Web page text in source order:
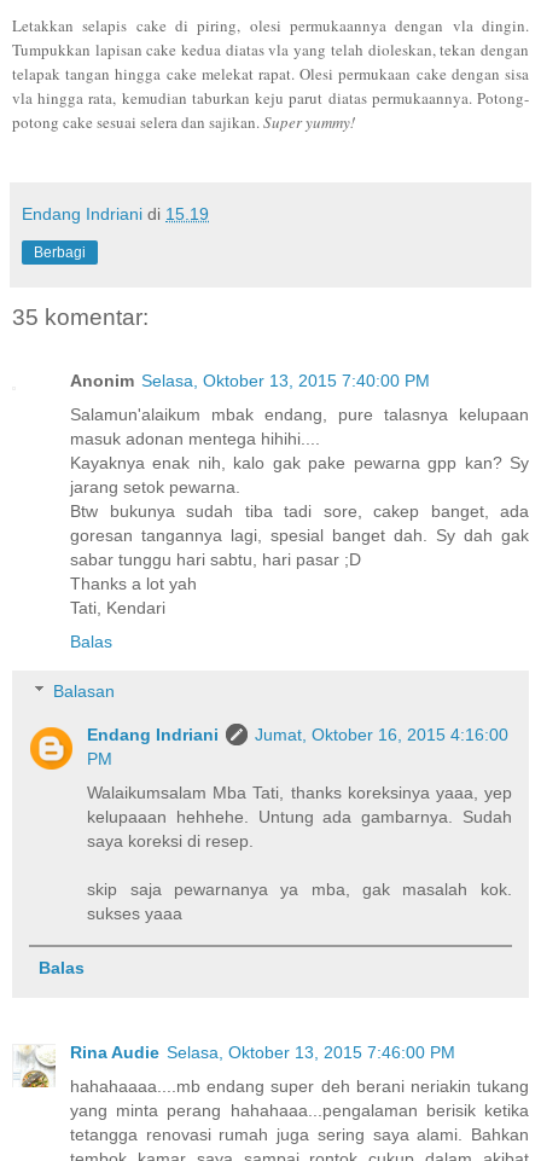
Letakkan selapis cake di piring, olesi permukaannya dengan vla dingin.
Tumpukkan lapisan cake kedua diatas vla yang telah dioleskan, tekan dengan
telapak tangan hingga cake melekat rapat. Olesi permukaan cake dengan sisa
vla hingga rata, kemudian taburkan keju parut diatas permukaannya. Potong-
potong cake sesuai selera dan sajikan.Super yummy!
Endang Indriani di 15.19
Berbagi
35 komentar:
Anonim Selasa, Oktober 13, 2015 7:40:00 PM
Salamun'alaikum mbak endang, pure talasnya kelupaan
masuk adonan mentega hihihi....
Kayaknya enak nih, kalo gak pake pewarna gpp kan? Sy
jarang setok pewarna.
Btw bukunya sudah tiba tadi sore, cakep banget, ada
goresan tangannya lagi, spesial banget dah. Sy dah gak
sabar tunggu hari sabtu, hari pasar ;D
Thanks a lot yah
Tati, Kendari
Balas
Balasan
Endang Indriani
Jumat, Oktober 16, 2015 4:16:00
PM
Walaikumsalam Mba Tati, thanks koreksinya yaaa, yep
kelupaaan hehhehe. Untung ada gambarnya. Sudah
saya koreksi di resep.
skip saja pewarnanya ya mba, gak masalah kok.
sukses yaaa
Balas
Rina Audie Selasa, Oktober 13, 2015 7:46:00 PM
hahahaaaa....mb endang super deh berani neriakin tukang
yang minta perang hahahaaa...pengalaman berisik ketika
tetangga renovasi rumah juga sering saya alami. Bahkan